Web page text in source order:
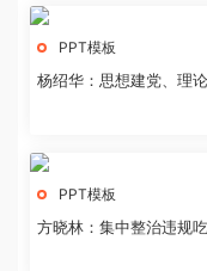
PPT模板
杨绍华：思想建党、理
PPT模板
方晓林：集中整治违规